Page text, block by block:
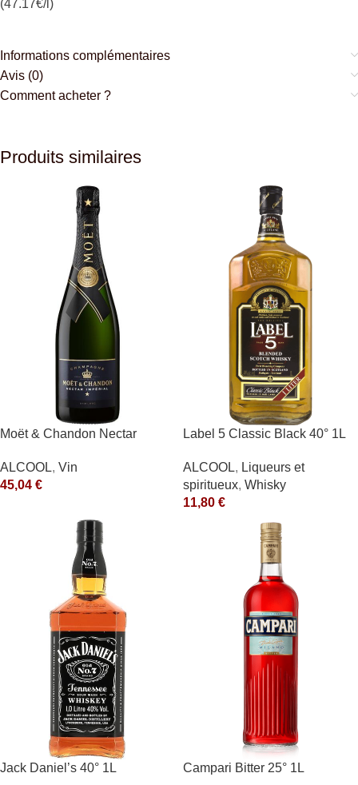
(47.17€/l)
Informations complémentaires
Avis (0)
Comment acheter ?
Produits similaires
Moët & Chandon Nectar
Blanc
ALCOOL, Vin
45,04 €
Label 5 Classic Black 40° 1L
ALCOOL, Liqueurs et
spiritueux, Whisky
11,80 €
Jack Daniel’s 40° 1L Campari Bitter 25° 1L